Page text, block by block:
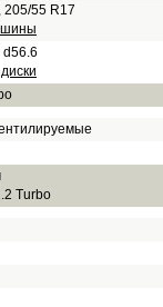
205/55 R17
шины
d56.6
Turbo